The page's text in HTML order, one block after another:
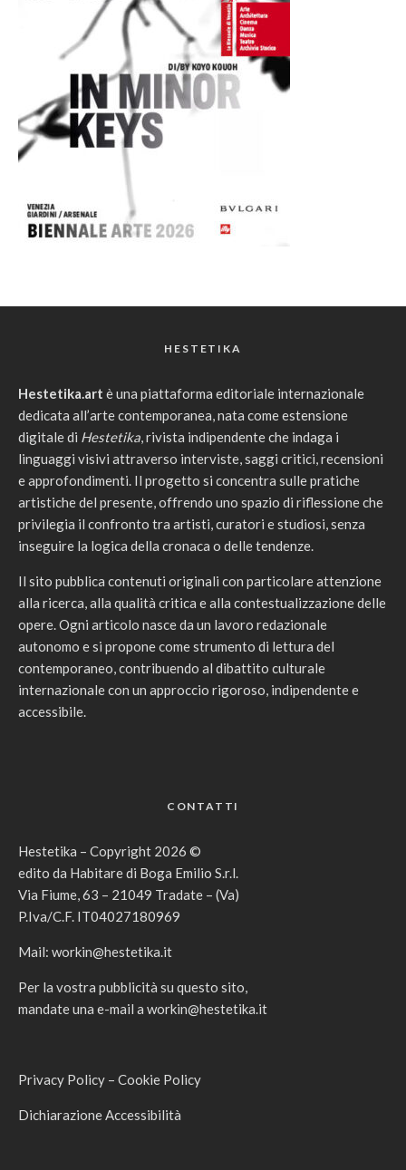
HESTETIKA
Hestetika.art è una piattaforma editoriale internazionale
dedicata all’arte contemporanea, nata come estensione
digitale di Hestetika, rivista indipendente che indaga i
linguaggi visivi attraverso interviste, saggi critici, recensioni
e approfondimenti. Il progetto si concentra sulle pratiche
artistiche del presente, offrendo uno spazio di riflessione che
privilegia il confronto tra artisti, curatori e studiosi, senza
inseguire la logica della cronaca o delle tendenze.
Il sito pubblica contenuti originali con particolare attenzione
alla ricerca, alla qualità critica e alla contestualizzazione delle
opere. Ogni articolo nasce da un lavoro redazionale
autonomo e si propone come strumento di lettura del
contemporaneo, contribuendo al dibattito culturale
internazionale con un approccio rigoroso, indipendente e
accessibile.
CONTATTI
Hestetika – Copyright 2026 ©
edito da Habitare di Boga Emilio S.r.l.
Via Fiume, 63 – 21049 Tradate – (Va)
P.Iva/C.F. IT04027180969
Mail: workin@hestetika.it
Per la vostra pubblicità su questo sito,
mandate una e-mail a workin@hestetika.it
Privacy Policy – Cookie Policy
Dichiarazione Accessibilità